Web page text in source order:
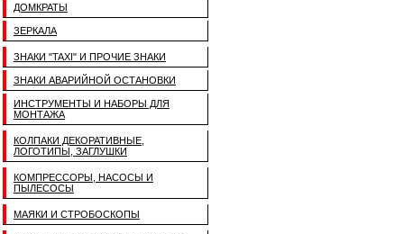
ДОМКРАТЫ
ЗЕРКАЛА
ЗНАКИ "TAXI" И ПРОЧИЕ ЗНАКИ
ЗНАКИ АВАРИЙНОЙ ОСТАНОВКИ
ИНСТРУМЕНТЫ И НАБОРЫ ДЛЯ
МОНТАЖА
КОЛПАКИ ДЕКОРАТИВНЫЕ,
ЛОГОТИПЫ, ЗАГЛУШКИ
КОМПРЕССОРЫ, НАСОСЫ И
ПЫЛЕСОСЫ
МАЯКИ И СТРОБОСКОПЫ